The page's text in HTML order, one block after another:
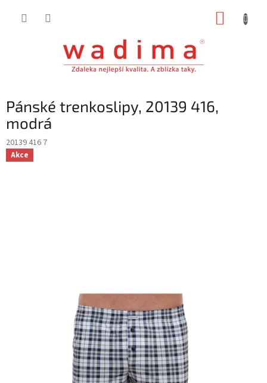
Pánské trenkoslipy, 20139 416,
modrá
20139 416 7
Akce